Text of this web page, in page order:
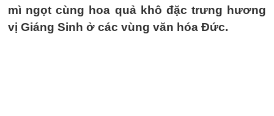
mì ngọt cùng hoa quả khô đặc trưng hương
vị Giáng Sinh ở các vùng văn hóa Đức.